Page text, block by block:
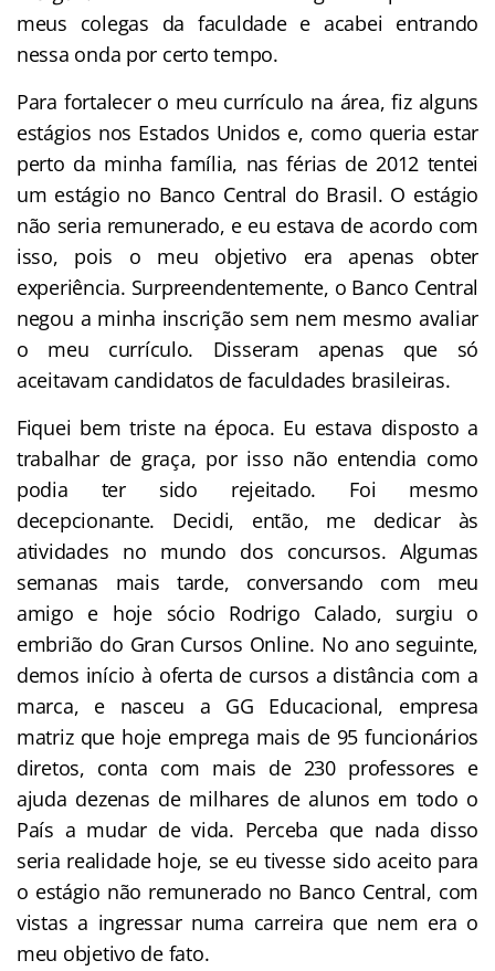
meus colegas da faculdade e acabei entrando
nessa onda por certo tempo.
Para fortalecer o meu currículo na área, fiz alguns
estágios nos Estados Unidos e, como queria estar
perto da minha família, nas férias de 2012 tentei
um estágio no Banco Central do Brasil. O estágio
não seria remunerado, e eu estava de acordo com
isso, pois o meu objetivo era apenas obter
experiência. Surpreendentemente, o Banco Central
negou a minha inscrição sem nem mesmo avaliar
o meu currículo. Disseram apenas que só
aceitavam candidatos de faculdades brasileiras.
Fiquei bem triste na época. Eu estava disposto a
trabalhar de graça, por isso não entendia como
podia ter sido rejeitado. Foi mesmo
decepcionante. Decidi, então, me dedicar às
atividades no mundo dos concursos. Algumas
semanas mais tarde, conversando com meu
amigo e hoje sócio Rodrigo Calado, surgiu o
embrião do Gran Cursos Online. No ano seguinte,
demos início à oferta de cursos a distância com a
marca, e nasceu a GG Educacional, empresa
matriz que hoje emprega mais de 95 funcionários
diretos, conta com mais de 230 professores e
ajuda dezenas de milhares de alunos em todo o
País a mudar de vida. Perceba que nada disso
seria realidade hoje, se eu tivesse sido aceito para
o estágio não remunerado no Banco Central, com
vistas a ingressar numa carreira que nem era o
meu objetivo de fato.